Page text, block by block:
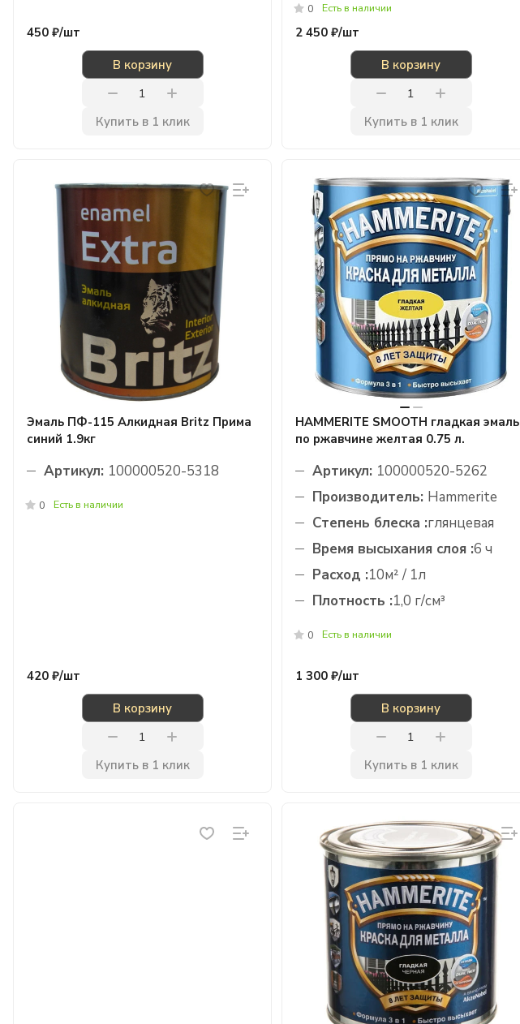
450 ₽/шт
В корзину
Купить в 1 клик
0 Есть в наличии
2 450 ₽/шт
В корзину
Купить в 1 клик
Эмаль ПФ-115 Алкидная Britz Прима
синий 1.9кг
Артикул: 100000520-5318
0 Есть в наличии
420 ₽/шт
В корзину
Купить в 1 клик
HAMMERITE SMOOTH гладкая эмаль
по ржавчине желтая 0.75 л.
Артикул: 100000520-5262
Производитель: Hammerite
Степень блеска :глянцевая
Время высыхания слоя :6 ч
Расход :10м² / 1л
Плотность :1,0 г/см³
0 Есть в наличии
1 300 ₽/шт
В корзину
Купить в 1 клик